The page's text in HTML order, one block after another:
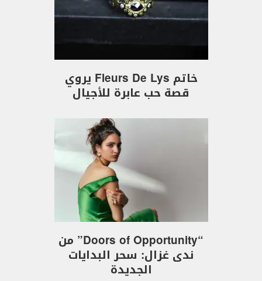
خاتم Fleurs De Lys يروي
قصة حب عابرة للأجيال
“Doors of Opportunity” من
ندى غزال: سحر البدايات
الجديدة